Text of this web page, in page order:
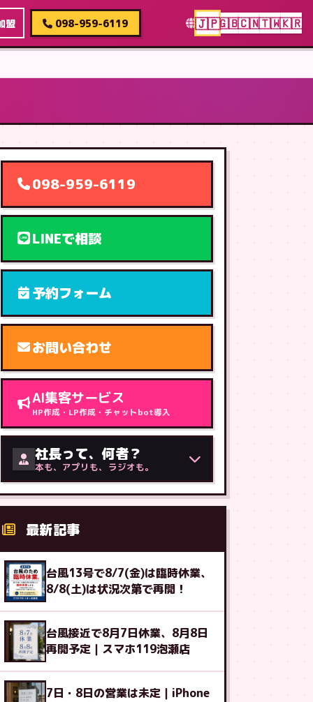
盟 098-959-6119 🇯🇵🇬🇧🇨🇳🇹🇼🇰🇷
098-959-6119
LINEで相談
予約フォーム
お問い合わせ
AI集客サービス
HP作成・LP作成・チャットbot導入
社長って、何者？
本も、アプリも、ラジオも。
最新記事
台風13号で8/7(金)は臨時休業、
8/8(土)は状況次第で再開！
台風接近で8月7日休業、8月8日
再開予定｜スマホ119泡瀬店
7日・8日の営業は未定｜iPhone